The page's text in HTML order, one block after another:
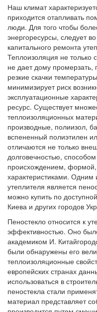
Наш климат
приходится отапливать
люди. Для того чтобы
энергоресурсы, следует
капитального ремонта
Теплоизоляция не только
не дает дому промерзать,
резкие скачки
минимизирует риск
эксплуатационные
ресурс. Существует
теплоизоляционных
производные, полиизол,
вспененный полиэтилен
отличаются не только
долговечностью,
происхождением,
характеристиками. Одним
утеплителя является
можно купить по
Киева и других городов
Пеностекло относится к
эффективностью. Оно
академиком И.
были обнаружены его
теплоизоляционные
европейских странах
использоваться в
пеностекла стали
материал представляет